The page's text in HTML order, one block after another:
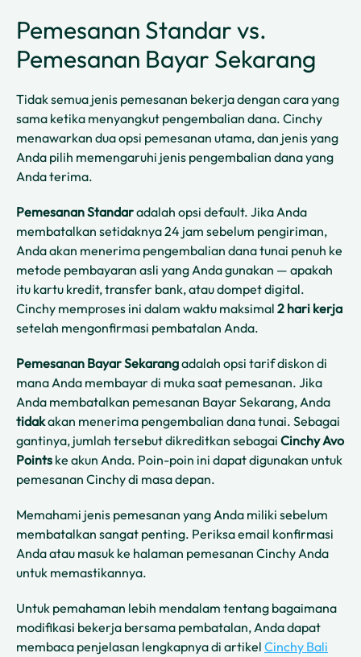
Pemesanan Standar vs.
Pemesanan Bayar Sekarang
Tidak semua jenis pemesanan bekerja dengan cara yang
sama ketika menyangkut pengembalian dana. Cinchy
menawarkan dua opsi pemesanan utama, dan jenis yang
Anda pilih memengaruhi jenis pengembalian dana yang
Anda terima.
Pemesanan Standaradalah opsi default. Jika Anda
membatalkan setidaknya 24 jam sebelum pengiriman,
Anda akan menerima pengembalian dana tunai penuh ke
metode pembayaran asli yang Anda gunakan — apakah
itu kartu kredit, transfer bank, atau dompet digital.
Cinchy memproses ini dalam waktu maksimal 2 hari kerja
setelah mengonfirmasi pembatalan Anda.
Pemesanan Bayar Sekarangadalah opsi tarif diskon di
mana Anda membayar di muka saat pemesanan. Jika
Anda membatalkan pemesanan Bayar Sekarang, Anda
tidakakan menerima pengembalian dana tunai. Sebagai
gantinya, jumlah tersebut dikreditkan sebagai Cinchy Avo
Points ke akun Anda. Poin-poin ini dapat digunakan untuk
pemesanan Cinchy di masa depan.
Memahami jenis pemesanan yang Anda miliki sebelum
membatalkan sangat penting. Periksa email konfirmasi
Anda atau masuk ke halaman pemesanan Cinchy Anda
untuk memastikannya.
Untuk pemahaman lebih mendalam tentang bagaimana
modifikasi bekerja bersama pembatalan, Anda dapat
membaca penjelasan lengkapnya di artikel Cinchy Bali